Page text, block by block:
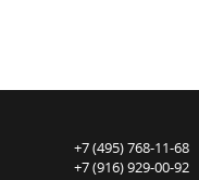
+7 (495) 768-11-68
+7 (916) 929-00-92